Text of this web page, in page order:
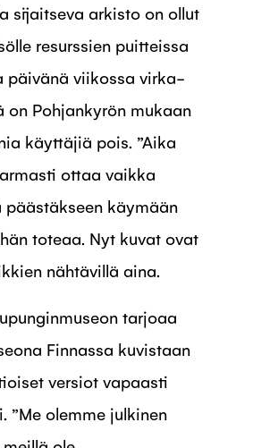
sijaitseva arkisto on ollut
resurssien puitteissa
päivänä viikossa virka-
on Pohjankyrön mukaan
käyttäjiä pois. ”Aika
ottaa vaikka
käymään
toteaa. Nyt kuvat ovat
nähtävillä aina.
tarjoaa
Finnassa kuvistaan
versiot vapaasti
”Me olemme julkinen